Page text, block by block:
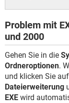
Problem mit
und 2000
Gehen Sie in die
Ordneroptionen.
und klicken Sie auf
Dateierweiterung
EXE wird